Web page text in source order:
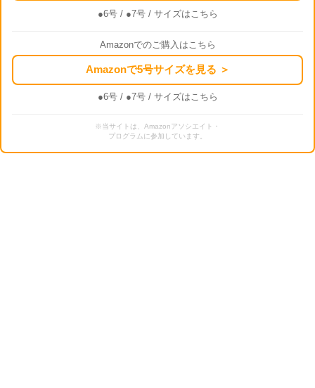
●6号/ ●7号/ サイズはこちら
Amazonでのご購入はこちら
Amazonで5号サイズを見る ＞
●6号/ ●7号/ サイズはこちら
※当サイトは、Amazonアソシエイト・
プログラムに参加しています。